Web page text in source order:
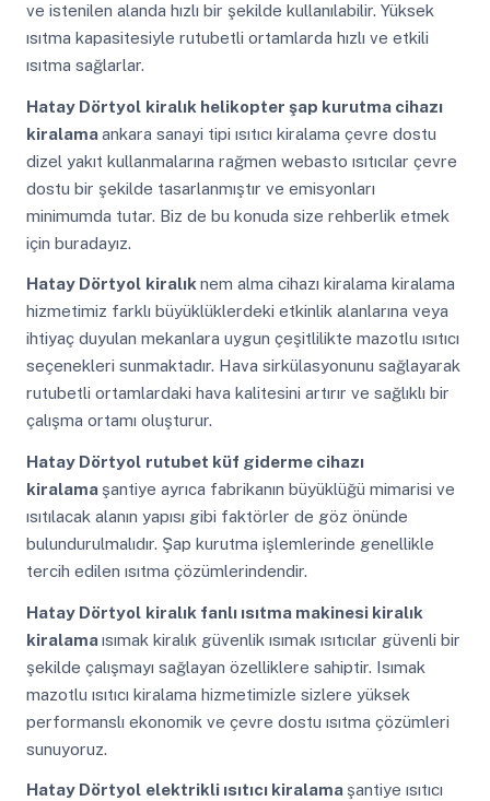
ve istenilen alanda hızlı bir şekilde kullanılabilir. Yüksek
ısıtma kapasitesiyle rutubetli ortamlarda hızlı ve etkili
ısıtma sağlarlar.
Hatay Dörtyol kiralık helikopter şap kurutma cihazı
kiralamaankara sanayi tipi ısıtıcı kiralama çevre dostu
dizel yakıt kullanmalarına rağmen webasto ısıtıcılar çevre
dostu bir şekilde tasarlanmıştır ve emisyonları
minimumda tutar. Biz de bu konuda size rehberlik etmek
için buradayız.
Hatay Dörtyol kiralık nem alma cihazı kiralama kiralama
hizmetimiz farklı büyüklüklerdeki etkinlik alanlarına veya
ihtiyaç duyulan mekanlara uygun çeşitlilikte mazotlu ısıtıcı
seçenekleri sunmaktadır. Hava sirkülasyonunu sağlayarak
rutubetli ortamlardaki hava kalitesini artırır ve sağlıklı bir
çalışma ortamı oluşturur.
Hatay Dörtyol rutubet küf giderme cihazı
kiralama şantiye ayrıca fabrikanın büyüklüğü mimarisi ve
ısıtılacak alanın yapısı gibi faktörler de göz önünde
bulundurulmalıdır. Şap kurutma işlemlerinde genellikle
tercih edilen ısıtma çözümlerindendir.
Hatay Dörtyol kiralık fanlı ısıtma makinesi kiralık
kiralamaısımak kiralık güvenlik ısımak ısıtıcılar güvenli bir
şekilde çalışmayı sağlayan özelliklere sahiptir. Isımak
mazotlu ısıtıcı kiralama hizmetimizle sizlere yüksek
performanslı ekonomik ve çevre dostu ısıtma çözümleri
sunuyoruz.
Hatay Dörtyol elektrikli ısıtıcı kiralama şantiye ısıtıcı